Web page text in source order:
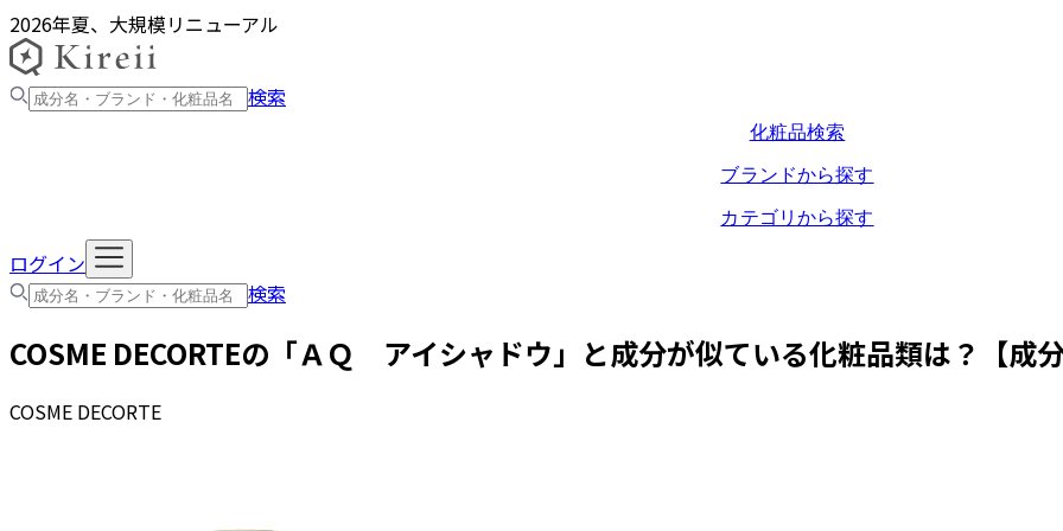
2026年夏、大規模リニューアル
検索
化粧品検索
ブランドから探す
カテゴリから探す
ログイン
検索
COSME DECORTEの「ＡＱ アイシャドウ 」と成分が似ている化粧品類は？【成分
COSME DECORTE